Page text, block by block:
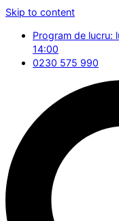
Skip to content
Program de
14:00
0230 575 990